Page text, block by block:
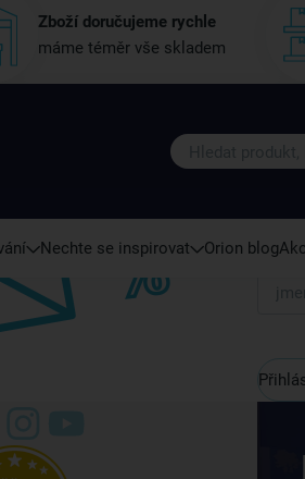
Zboží doručujeme rychle
máme téměr vše skladem
Nechte se inspirovat Orion blogVáš e-